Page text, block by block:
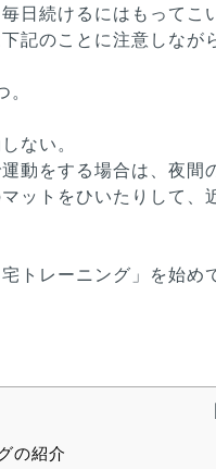
日続けるにはもってこ
記のことに注意しなが
。
ない。
動をする場合は、夜間
ットをひいたりして、
トレーニング」を始め
の紹介